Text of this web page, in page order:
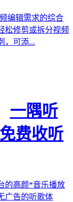
编辑需求的综合
松修剪或拆分视频
，可添...
一隅听
费收听
的高颜*音乐播放
广告的听歌体